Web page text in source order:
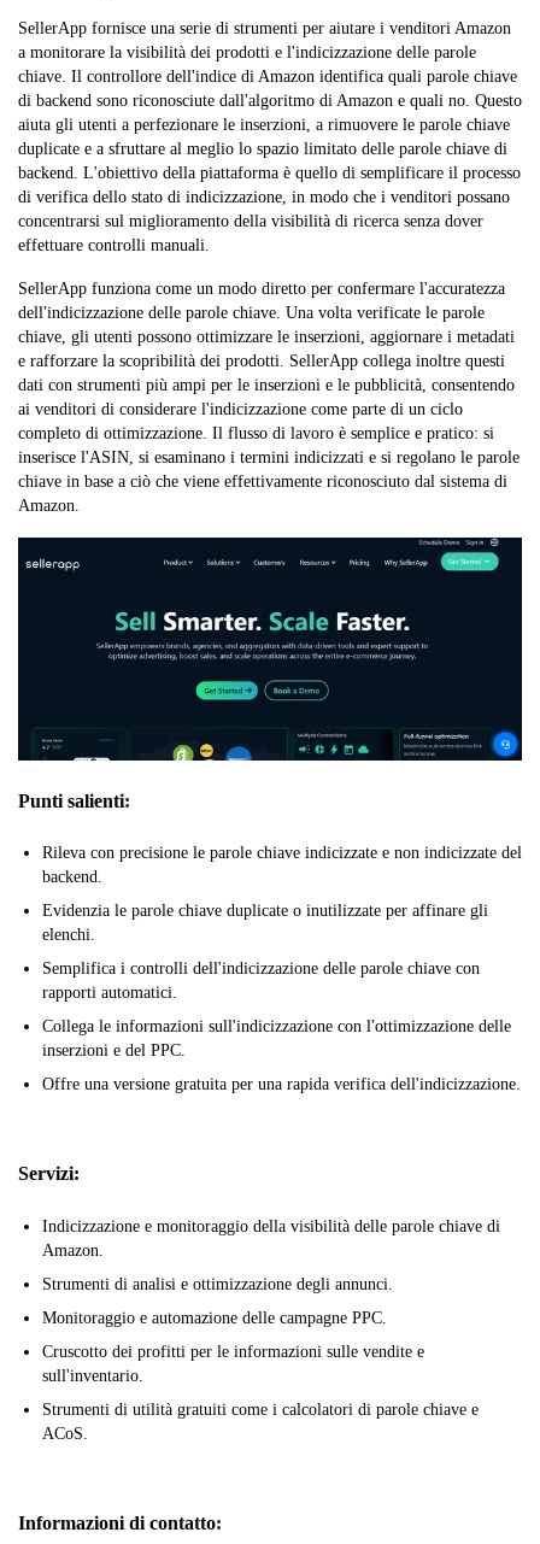
SellerApp fornisce una serie di strumenti per aiutare i venditori Amazon
a monitorare la visibilità dei prodotti e l'indicizzazione delle parole
chiave. Il controllore dell'indice di Amazon identifica quali parole chiave
di backend sono riconosciute dall'algoritmo di Amazon e quali no. Questo
aiuta gli utenti a perfezionare le inserzioni, a rimuovere le parole chiave
duplicate e a sfruttare al meglio lo spazio limitato delle parole chiave di
backend. L'obiettivo della piattaforma è quello di semplificare il processo
di verifica dello stato di indicizzazione, in modo che i venditori possano
concentrarsi sul miglioramento della visibilità di ricerca senza dover
effettuare controlli manuali.
SellerApp funziona come un modo diretto per confermare l'accuratezza
dell'indicizzazione delle parole chiave. Una volta verificate le parole
chiave, gli utenti possono ottimizzare le inserzioni, aggiornare i metadati
e rafforzare la scopribilità dei prodotti. SellerApp collega inoltre questi
dati con strumenti più ampi per le inserzioni e le pubblicità, consentendo
ai venditori di considerare l'indicizzazione come parte di un ciclo
completo di ottimizzazione. Il flusso di lavoro è semplice e pratico: si
inserisce l'ASIN, si esaminano i termini indicizzati e si regolano le parole
chiave in base a ciò che viene effettivamente riconosciuto dal sistema di
Amazon.
Punti salienti:
Rileva con precisione le parole chiave indicizzate e non indicizzate del
backend.
Evidenzia le parole chiave duplicate o inutilizzate per affinare gli
elenchi.
Semplifica i controlli dell'indicizzazione delle parole chiave con
rapporti automatici.
Collega le informazioni sull'indicizzazione con l'ottimizzazione delle
inserzioni e del PPC.
Offre una versione gratuita per una rapida verifica dell'indicizzazione.
Servizi:
Indicizzazione e monitoraggio della visibilità delle parole chiave di
Amazon.
Strumenti di analisi e ottimizzazione degli annunci.
Monitoraggio e automazione delle campagne PPC.
Cruscotto dei profitti per le informazioni sulle vendite e
sull'inventario.
Strumenti di utilità gratuiti come i calcolatori di parole chiave e
ACoS.
Informazioni di contatto: